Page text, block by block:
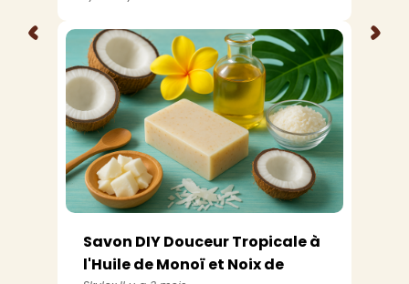
<
Savon DIY Douceur Tropicale à
l'Huile de Monoï et Noix de
>